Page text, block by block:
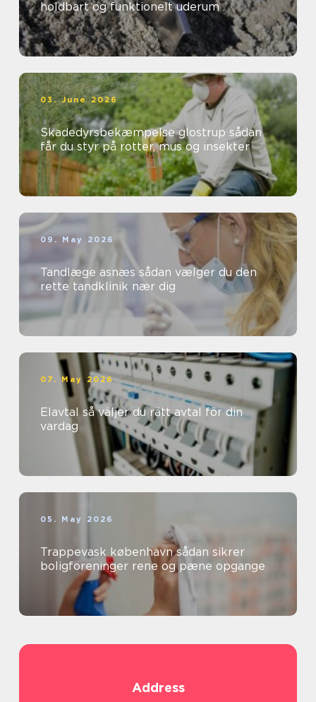
holdbart og funktionelt uderum
03. June 2026
Skadedyrsbekæmpelse glostrup sådan
får du styr på rotter, mus og insekter
09. May 2026
Tandlæge asnæs sådan vælger du den
rette tandklinik nær dig
07. May 2026
Elavtal så väljer du rätt avtal för din
vardag
05. May 2026
Trappevask københavn sådan sikrer
boligforeninger rene og pæne opgange
Address